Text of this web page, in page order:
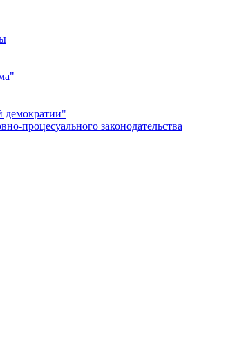
демократии"
процесуального законодательства